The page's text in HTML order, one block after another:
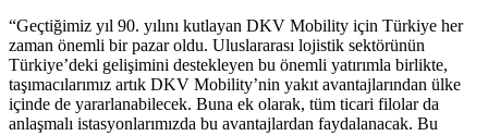
“Geçtiğimiz yıl 90. yılını kutlayan DKV Mobility için Türkiye her
zaman önemli bir pazar oldu. Uluslararası lojistik sektörünün
Türkiye’deki gelişimini destekleyen bu önemli yatırımla birlikte,
taşımacılarımız artık DKV Mobility’nin yakıt avantajlarından ülke
içinde de yararlanabilecek. Buna ek olarak, tüm ticari filolar da
anlaşmalı istasyonlarımızda bu avantajlardan faydalanacak. Bu